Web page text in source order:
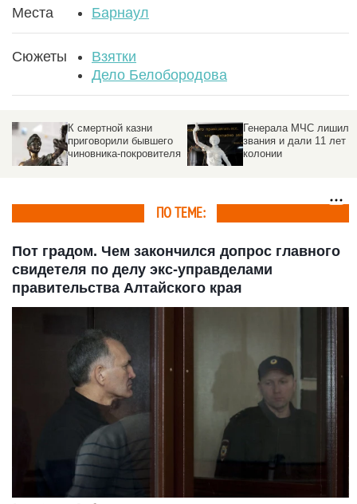
Места Барнаул
Сюжеты
Взятки
Дело Белобородова
К смертной казни
приговорили бывшего
чиновника-покровителя
Генерала МЧС лишили
звания и дали 11 лет
колонии
ПО ТЕМЕ:
Пот градом. Чем закончился допрос главного
свидетеля по делу экс-управделами
правительства Алтайского края